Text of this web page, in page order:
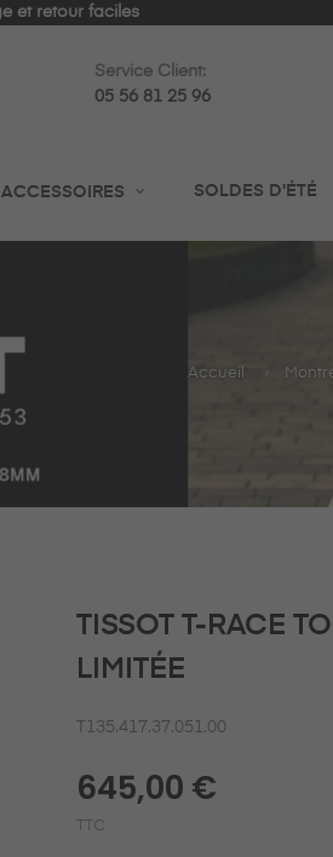
Service Client:
05 56 81 25 96
ACCESSOIRES SOLDES D'ÉTÉ
Accueil
TISSOT T-RACE
LIMITÉE
T135.417.37.051.00
645,00 €
TTC